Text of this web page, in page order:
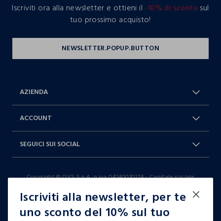
Iscriviti alla newsletter, per te
uno sconto del 10% sul tuo
Iscriviti ora alla newsletter e ottieni il -10% di sconto sul
tuo prossimo acquisto!
AZIENDA
Dichiarazione accessibilità
ACCOUNT
9-17)
SEGUICI SUI SOCIAL
TikTok
Copyright © OVS S.p.A, p.iva 04240010274 - Capitale sociale
it |italiano